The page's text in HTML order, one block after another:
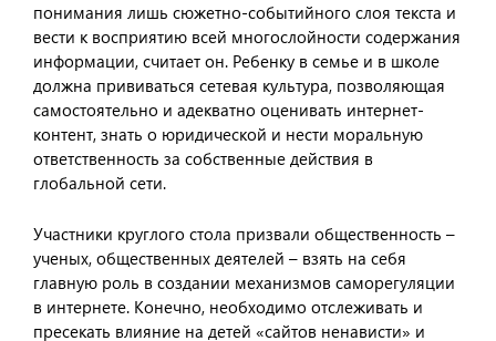
понимания лишь сюжетно-событийного слоя текста и
вести к восприятию всей многослойности содержания
информации, считает он. Ребенку в семье и в школе
должна прививаться сетевая культура, позволяющая
самостоятельно и адекватно оценивать интернет-
контент, знать о юридической и нести моральную
ответственность за собственные действия в
глобальной сети.
Участники круглого стола призвали общественность –
ученых, общественных деятелей – взять на себя
главную роль в создании механизмов саморегуляции
в интернете. Конечно, необходимо отслеживать и
пресекать влияние на детей «сайтов ненависти» и